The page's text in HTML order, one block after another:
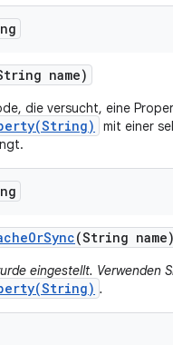
name)
die versucht, eine
mit einer
OrSync(String name)
eingestellt. Verwenden
.